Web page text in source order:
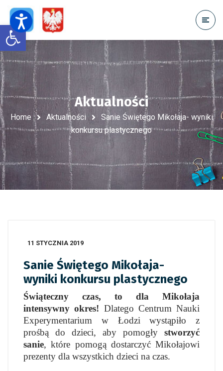
Open toolbar
Aktualności
Home Aktualności
Sanie Świętego Mikołaja- wyniki
konkursu plastycznego
11 STYCZNIA 2019
Sanie Świętego Mikołaja-
wyniki konkursu plastycznego
Świąteczny czas, to dla Mikołaja
intensywny okres! Dlatego Centrum Nauki
Experymentarium w Łodzi wystąpiło z
prośbą do dzieci, aby pomogły stworzyć
sanie, które pomogą dostarczyć Mikołajowi
prezenty dla wszystkich dzieci na czas.